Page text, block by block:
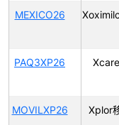
MEXICO26
PAQ3XP26
MOVILXP26
Xplor